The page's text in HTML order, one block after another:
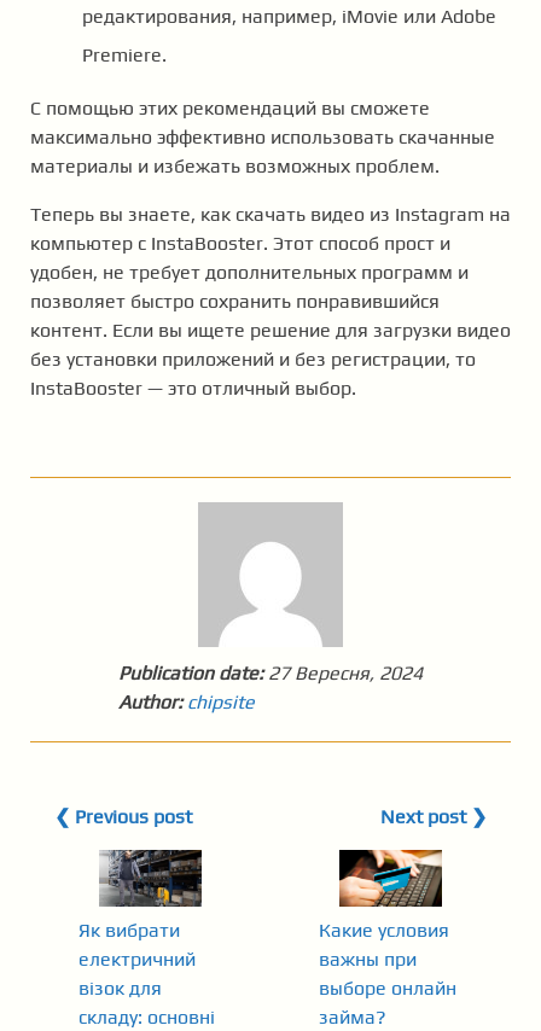
редактирования, например, iMovie или Adobe
Premiere.
С помощью этих рекомендаций вы сможете
максимально эффективно использовать скачанные
материалы и избежать возможных проблем.
Теперь вы знаете, как скачать видео из Instagram на
компьютер с InstaBooster. Этот способ прост и
удобен, не требует дополнительных программ и
позволяет быстро сохранить понравившийся
контент. Если вы ищете решение для загрузки видео
без установки приложений и без регистрации, то
InstaBooster — это отличный выбор.
Publication date: 27 Вересня, 2024
Author: chipsite
❮ Previous post
Як вибрати
електричний
візок для
складу: основні
Next post ❯
Какие условия
важны при
выборе онлайн
займа?